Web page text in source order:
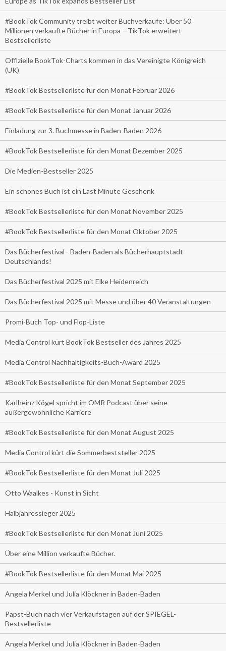
#BookTok Community treibt weiter Buchverkäufe: Über 50
Millionen verkaufte Bücher in Europa – TikTok erweitert
Bestsellerliste
Offizielle BookTok-Charts kommen in das Vereinigte Königreich
(UK)
#BookTok Bestsellerliste für den Monat Februar 2026
#BookTok Bestsellerliste für den Monat Januar 2026
Einladung zur 3. Buchmesse in Baden-Baden 2026
#BookTok Bestsellerliste für den Monat Dezember 2025
Die Medien-Bestseller 2025
Ein schönes Buch ist ein Last Minute Geschenk
#BookTok Bestsellerliste für den Monat November 2025
#BookTok Bestsellerliste für den Monat Oktober 2025
Das Bücherfestival - Baden-Baden als Bücherhauptstadt
Deutschlands!
Das Bücherfestival 2025 mit Elke Heidenreich
Das Bücherfestival 2025 mit Messe und über 40 Veranstaltungen
Promi-Buch Top- und Flop-Liste
Media Control kürt BookTok Bestseller des Jahres 2025
Media Control Nachhaltigkeits-Buch-Award 2025
#BookTok Bestsellerliste für den Monat September 2025
Karlheinz Kögel spricht im OMR Podcast über seine
außergewöhnliche Karriere
#BookTok Bestsellerliste für den Monat August 2025
Media Control kürt die Sommerbeststeller 2025
#BookTok Bestsellerliste für den Monat Juli 2025
Otto Waalkes - Kunst in Sicht
Halbjahressieger 2025
#BookTok Bestsellerliste für den Monat Juni 2025
Über eine Million verkaufte Bücher.
#BookTok Bestsellerliste für den Monat Mai 2025
Angela Merkel und Julia Klöckner in Baden-Baden
Papst-Buch nach vier Verkaufstagen auf der SPIEGEL-
Bestsellerliste
Angela Merkel und Julia Klöckner in Baden-Baden